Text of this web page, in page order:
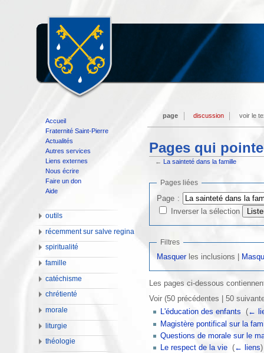
Pages qui
← La sainteté dans la famille
Pages liées
Page :
Inverser la sélection
Filtres
Masquerles inclusions |
Les pages ci-dessous
Voir (50 précédentes | 50
L'éducation des enfants
(←
Magistère pontifical sur la
Questions de morale sur le
Le respect de la vie‎ (← liens)
page discussion voir le
Accueil
Fraternité Saint-Pierre
Actualités
Autres services
Liens externes
Nous écrire
Faire un don
Aide
outils
récemment sur salve regina
spiritualité
famille
catéchisme
chrétienté
morale
liturgie
théologie